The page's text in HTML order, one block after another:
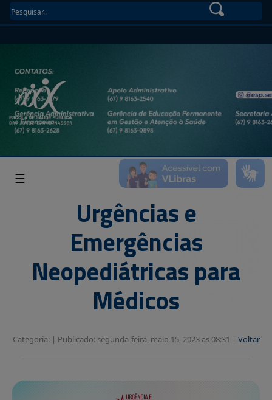
☰
Urgências e
Emergências
Neopediátricas para
Médicos
Categoria: | Publicado: segunda-feira, maio 15, 2023 as 08:31 | Voltar